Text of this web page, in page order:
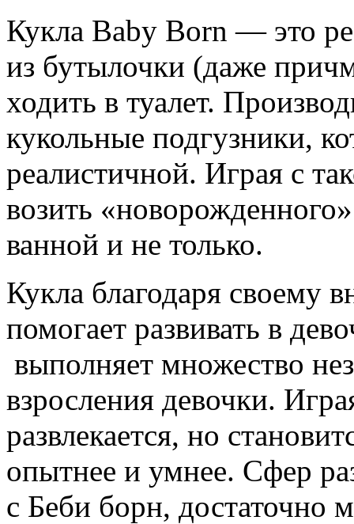
Кукла Baby Born — это
из бутылочки (даже
ходить в туалет.
кукольные подгузники,
реалистичной. Играя с
возить
ванной и не только.
Кукла благодаря своему
помогает развивать в
выполняет множество
взросления девочки.
развлекается, но
опытнее и умнее. Сфер
с Беби борн, достаточно